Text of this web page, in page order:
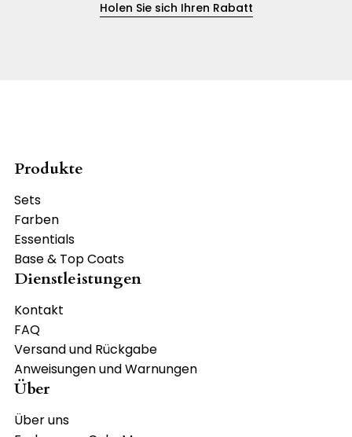
Holen Sie sich Ihren Rabatt
Produkte
Sets
Farben
Essentials
Base & Top Coats
Dienstleistungen
Kontakt
FAQ
Versand und Rückgabe
Anweisungen und Warnungen
Über
Über uns